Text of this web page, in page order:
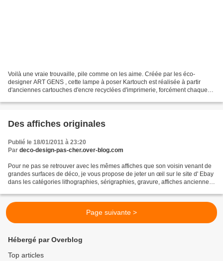
Voilà une vraie trouvaille, pile comme on les aime. Créée par les éco-
designer ART GENS , cette lampe à poser Kartouch est réalisée à partir
d'anciennes cartouches d'encre recyclées d'imprimerie, forcément chaque
Des affiches originales
Publié le 18/01/2011 à 23:20
Par deco-design-pas-cher.over-blog.com
Pour ne pas se retrouver avec les mêmes affiches que son voisin venant de
grandes surfaces de déco, je vous propose de jeter un œil sur le site d' Ebay
dans les catégories lithographies, sérigraphies, gravure, affiches anciennes.
Page suivante >
Hébergé par Overblog
Top articles